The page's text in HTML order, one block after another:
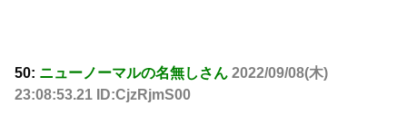
50: ニューノーマルの名無しさん 2022/09/08(木)
23:08:53.21 ID:CjzRjmS00